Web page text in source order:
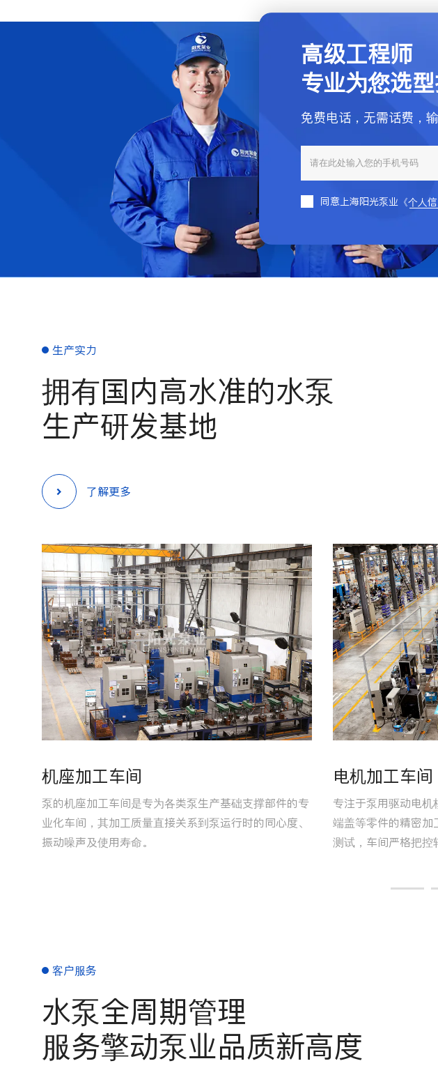
生产实力
拥有国内高水准的水泵
生产研发基地
 了解更多
机座加工车间
泵的机座加工车间是专为各类泵生产基础支撑部件的专
业化车间，其加工质量直接关系到泵运行时的同心度、
振动噪声及使用寿命。
电机加工车间
专注于泵用驱动电机
端盖等零件的精密加
测试，车间严格把控
客户服务
水泵全周期管理
服务擎动泵业品质新高度
高级工程师
专业为您选
免费电话，无需话费，
同意上海阳光泵业 《个人